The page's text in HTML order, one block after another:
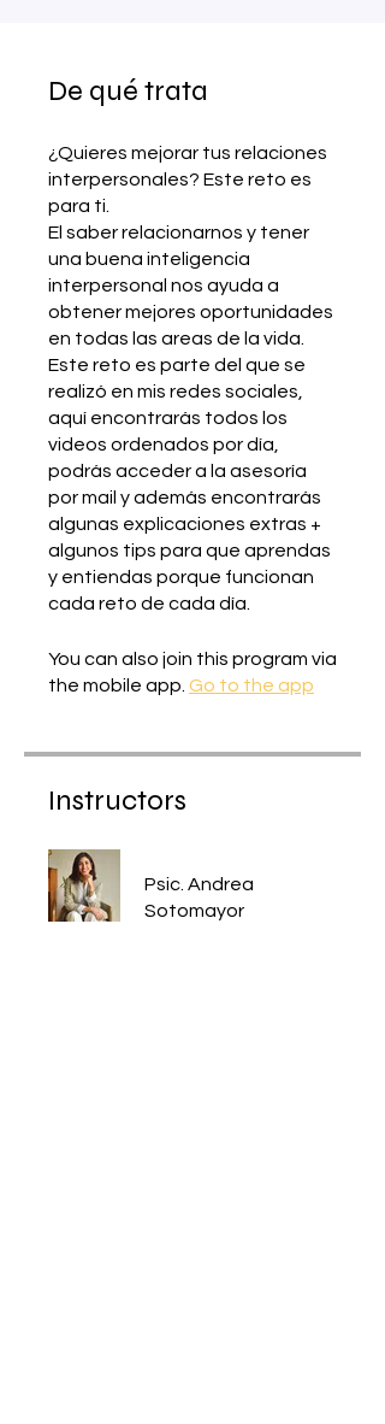
De qué trata
¿Quieres mejorar tus relaciones
interpersonales? Este reto es
para ti.
El saber relacionarnos y tener
una buena inteligencia
interpersonal nos ayuda a
obtener mejores oportunidades
en todas las areas de la vida.
Este reto es parte del que se
realizó en mis redes sociales,
aquí encontrarás todos los
videos ordenados por día,
podrás acceder a la asesoría
por mail y además encontrarás
algunas explicaciones extras +
algunos tips para que aprendas
y entiendas porque funcionan
cada reto de cada día.
You can also join this program via
the mobile app. Go to the app
Instructors
Psic. Andrea
Sotomayor